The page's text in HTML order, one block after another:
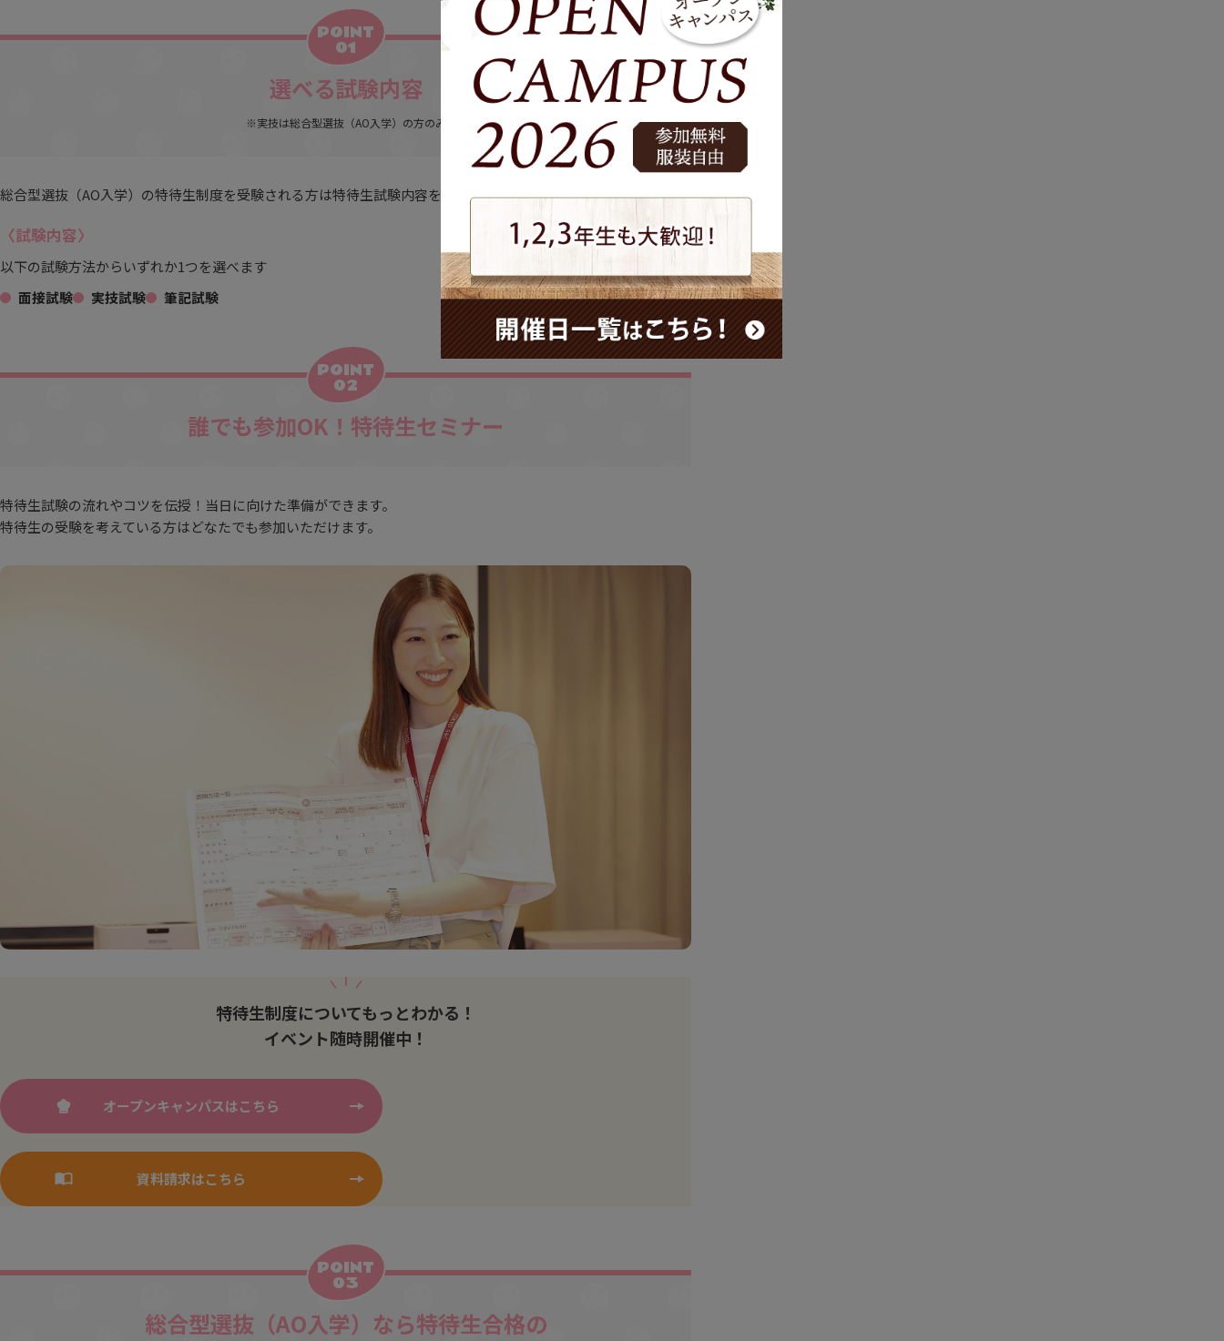
POINT
01
選べる試験内容
※実技は総合型選抜（AO入学）の方のみ
総合型選抜（AO入学）の特待生制度を受験される方は特待生試験内容を選択できます。
〈試験内容〉
以下の試験方法からいずれか1つを選べます
面接試験
実技試験 筆記試験
POINT
02
誰でも参加OK！特待生セミナー
特待生試験の流れやコツを伝授！当日に向けた準備ができます。
特待生の受験を考えている方はどなたでも参加いただけます。
特待生制度についてもっとわかる！
イベント随時開催中！
オープンキャンパスはこちら
資料請求はこちら
POINT
03
総合型選抜（AO入学）なら特待生合格の